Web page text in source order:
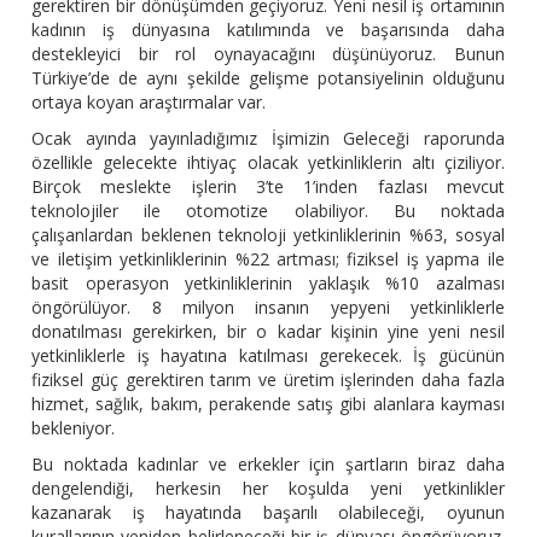
gerektiren bir dönüşümden geçiyoruz. Yeni nesil iş ortamının
kadının iş dünyasına katılımında ve başarısında daha
destekleyici bir rol oynayacağını düşünüyoruz. Bunun
Türkiye’de de aynı şekilde gelişme potansiyelinin olduğunu
ortaya koyan araştırmalar var.
Ocak ayında yayınladığımız İşimizin Geleceği raporunda
özellikle gelecekte ihtiyaç olacak yetkinliklerin altı çiziliyor.
Birçok meslekte işlerin 3’te 1’inden fazlası mevcut
teknolojiler ile otomotize olabiliyor. Bu noktada
çalışanlardan beklenen teknoloji yetkinliklerinin %63, sosyal
ve iletişim yetkinliklerinin %22 artması; fiziksel iş yapma ile
basit operasyon yetkinliklerinin yaklaşık %10 azalması
öngörülüyor. 8 milyon insanın yepyeni yetkinliklerle
donatılması gerekirken, bir o kadar kişinin yine yeni nesil
yetkinliklerle iş hayatına katılması gerekecek. İş gücünün
fiziksel güç gerektiren tarım ve üretim işlerinden daha fazla
hizmet, sağlık, bakım, perakende satış gibi alanlara kayması
bekleniyor.
Bu noktada kadınlar ve erkekler için şartların biraz daha
dengelendiği, herkesin her koşulda yeni yetkinlikler
kazanarak iş hayatında başarılı olabileceği, oyunun